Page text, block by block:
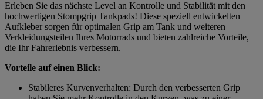
Erleben Sie das nächste Level an Kontrolle und Stabilität mit den
hochwertigen Stompgrip Tankpads! Diese speziell entwickelten
Aufkleber sorgen für optimalen Grip am Tank und weiteren
Verkleidungsteilen Ihres Motorrads und bieten zahlreiche Vorteile,
die Ihr Fahrerlebnis verbessern.
Vorteile auf einen Blick:
Stabileres Kurvenverhalten: Durch den verbesserten Grip